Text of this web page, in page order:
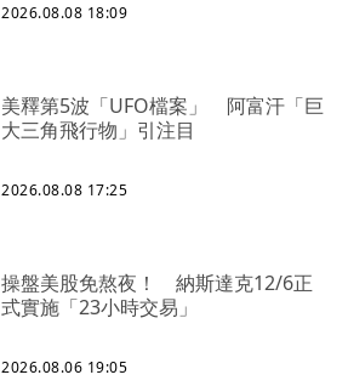
2026.08.08 18:09
美釋第5波「UFO檔案」 阿富汗「巨
大三角飛行物」引注目
2026.08.08 17:25
操盤美股免熬夜！ 納斯達克12/6正
式實施「23小時交易」
2026.08.06 19:05